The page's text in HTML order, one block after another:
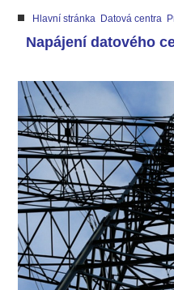
Hlavní stránka Datová centra
Napájení datového